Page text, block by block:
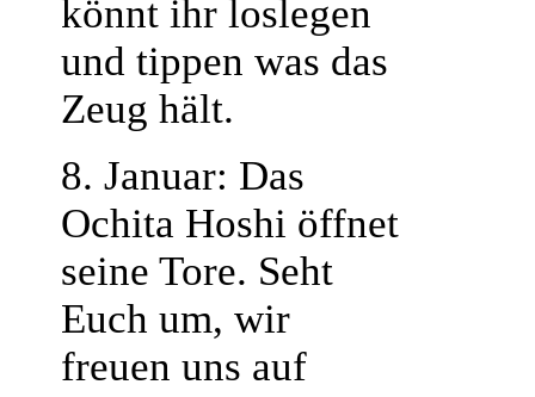
könnt ihr loslegen
und tippen was das
Zeug hält.
8. Januar: Das
Ochita Hoshi öffnet
seine Tore. Seht
Euch um, wir
freuen uns auf